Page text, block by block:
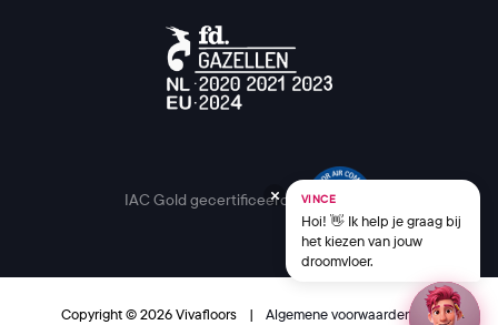
IAC Gold gecertificeerd
Copyright © 2026 Vivafloors | Algemene voorwaarden |
VINCE
Hoi! 👋 Ik help je graag bij
het kiezen van jouw
droomvloer.